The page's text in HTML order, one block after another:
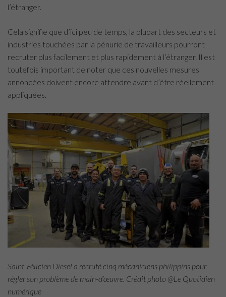
l’étranger.
Cela signifie que d’ici peu de temps, la plupart des secteurs et
industries touchées par la pénurie de travailleurs pourront
recruter plus facilement et plus rapidement à l’étranger. Il est
toutefois important de noter que ces nouvelles mesures
annoncées doivent encore attendre avant d’être réellement
appliquées.
Saint-Félicien Diesel a recruté cinq mécaniciens philippins pour
régler son problème de main-d’œuvre. Crédit photo @Le Quotidien
numérique